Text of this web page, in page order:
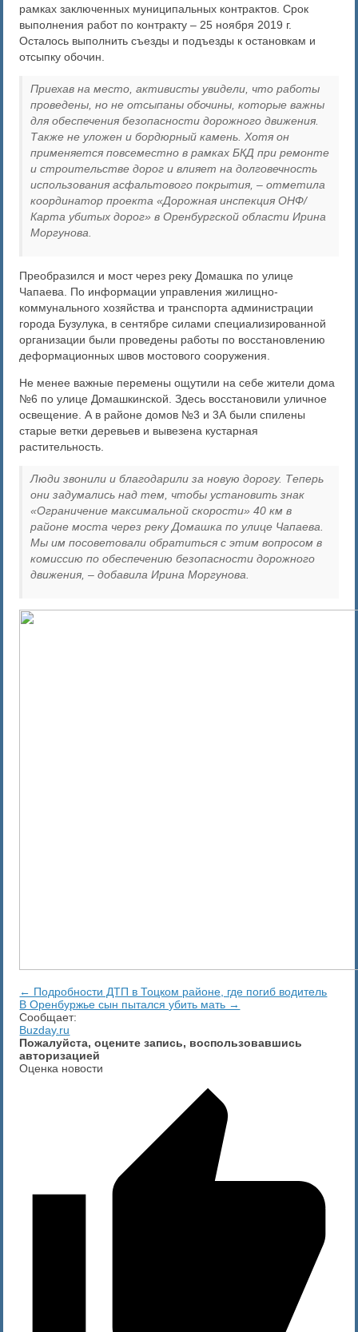
рамках заключенных муниципальных контрактов. Срок
выполнения работ по контракту – 25 ноября 2019 г.
Осталось выполнить съезды и подъезды к остановкам и
отсыпку обочин.
Приехав на место, активисты увидели, что работы
проведены, но не отсыпаны обочины, которые важны
для обеспечения безопасности дорожного движения.
Также не уложен и бордюрный камень. Хотя он
применяется повсеместно в рамках БКД при ремонте
и строительстве дорог и влияет на долговечность
использования асфальтового покрытия, – отметила
координатор проекта «Дорожная инспекция ОНФ/
Карта убитых дорог» в Оренбургской области Ирина
Моргунова.
Преобразился и мост через реку Домашка по улице
Чапаева. По информации управления жилищно-
коммунального хозяйства и транспорта администрации
города Бузулука, в сентябре силами специализированной
организации были проведены работы по восстановлению
деформационных швов мостового сооружения.
Не менее важные перемены ощутили на себе жители дома
№6 по улице Домашкинской. Здесь восстановили уличное
освещение. А в районе домов №3 и 3А были спилены
старые ветки деревьев и вывезена кустарная
растительность.
Люди звонили и благодарили за новую дорогу. Теперь
они задумались над тем, чтобы установить знак
«Ограничение максимальной скорости»40 км в
районе моста через реку Домашка по улице Чапаева.
Мы им посоветовали обратиться с этим вопросом в
комиссию по обеспечению безопасности дорожного
движения, – добавила Ирина Моргунова.
← Подробности ДТП в Тоцком районе, где погиб водитель
​В Оренбуржье сын пытался убить мать →
Сообщает:
Buzday.ru
Пожалуйста, оцените запись, воспользовавшись
авторизацией
Оценка новости